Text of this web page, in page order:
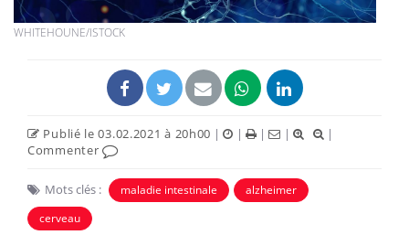
WHITEHOUNE/ISTOCK
Publié le 03.02.2021 à 20h00 | | | |
|
Commenter
Mots clés : maladie intestinale
alzheimer
cerveau